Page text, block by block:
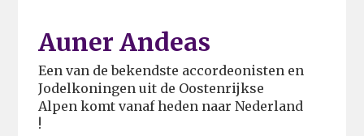
Auner Andeas
Een van de bekendste accordeonisten en
Jodelkoningen uit de Oostenrijkse
Alpen komt vanaf heden naar Nederland
!